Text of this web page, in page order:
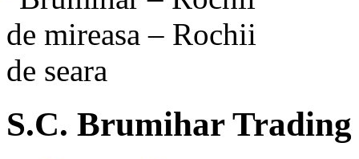
S.C. Brumihar Trading